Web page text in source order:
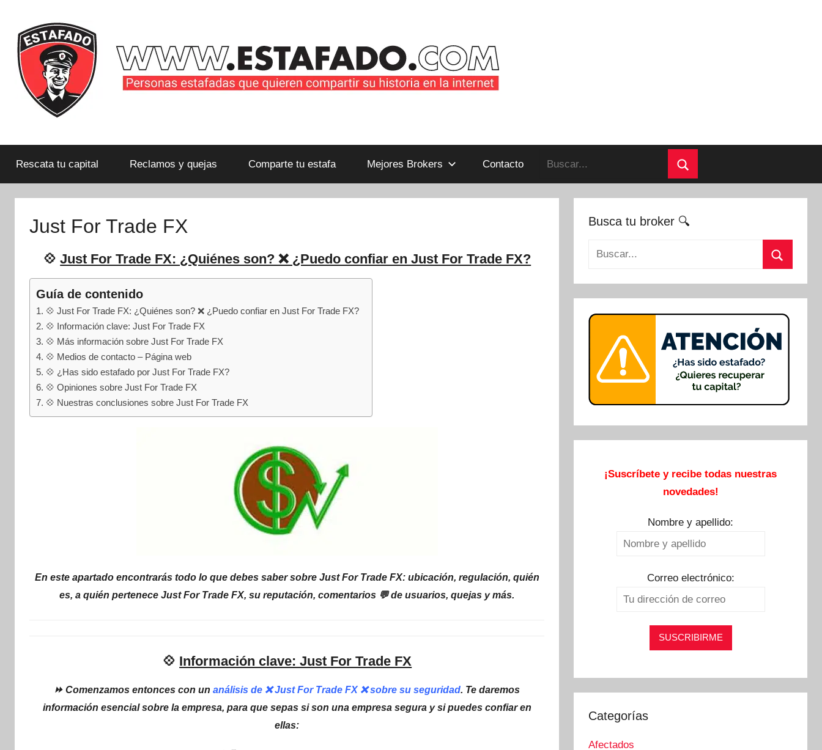
contenido
estafadas
que
historia
Estafado.com
Rescata tu capital Reclamos y quejas Comparte tu estafa Mejores Brokers Contacto
Buscar:
Buscar
Just For Trade FX
💠Just For Trade FX: ¿Quiénes son? ❌ ¿Puedo confiar en Just For Trade FX?
Guía de contenido
💠 Just For Trade FX: ¿Quiénes son? ❌ ¿Puedo confiar en Just For Trade FX?
💠 Información clave: Just For Trade FX
💠 Más información sobre Just For Trade FX
💠 Medios de contacto – Página web
💠 ¿Has sido estafado por Just For Trade FX?
💠 Opiniones sobre Just For Trade FX
💠 Nuestras conclusiones sobre Just For Trade FX
En este apartado encontrarás todo lo que debes saber sobre Just For Trade FX: ubicación, regulación, quién
es, a quién pertenece Just For Trade FX, su reputación, comentarios 💬 de usuarios, quejas y más.
💠 Información clave: Just For Trade FX
⏩ Comenzamos entonces con unanálisis de ❌ Just For Trade FX ❌ sobre su seguridad. Te daremos
información esencial sobre la empresa, para que sepas si son una empresa segura y si puedes confiar en
ellas:
Busca tu broker 🔍
Buscar:
¡Suscríbete y recibe todas nuestras
novedades!
Nombre y apellido:
Correo electrónico:
Categorías
Afectados